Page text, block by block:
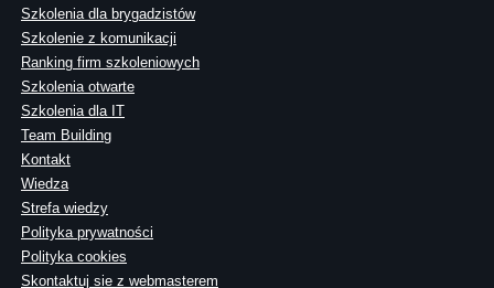
Szkolenia dla brygadzistów
Szkolenie z komunikacji
Ranking firm szkoleniowych
Szkolenia otwarte
Szkolenia dla IT
Team Building
Kontakt
Wiedza
Strefa wiedzy
Polityka prywatności
Polityka cookies
Skontaktuj sie z webmasterem